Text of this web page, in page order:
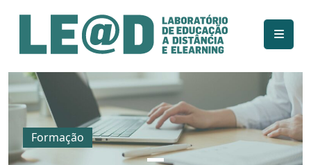
Ir para o conteúdo principal
Informações de acessibilidade
Mapa do site
Formação